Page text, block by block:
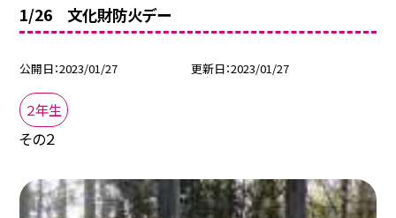
1/26 文化財防火デー
公開日 2023/01/27 更新日 2023/01/27
２年生
その２